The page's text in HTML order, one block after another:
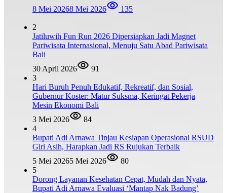
8 Mei 20268 Mei 2026 135
2
Jatiluwih Fun Run 2026 Dipersiapkan Jadi Magnet
Pariwisata Internasional, Menuju Satu Abad Pariwisata
Bali
30 April 2026
91
3
Hari Buruh Penuh Edukatif, Rekreatif, dan Sosial,
Gubernur Koster: Matur Suksma, Keringat Pekerja
Mesin Ekonomi Bali
3 Mei 2026
84
4
Bupati Adi Arnawa Tinjau Kesiapan Operasional RSUD
Giri Asih, Harapkan Jadi RS Rujukan Terbaik
5 Mei 20265 Mei 2026
80
5
Dorong Layanan Kesehatan Cepat, Mudah dan Nyata,
Bupati Adi Arnawa Evaluasi ‘Mantap Nak Badung’